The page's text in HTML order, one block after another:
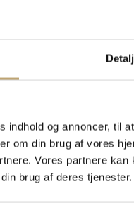
indhold og annoncer, til
om din brug af vores
Vores partnere
brug af deres tjenester.
for gravering